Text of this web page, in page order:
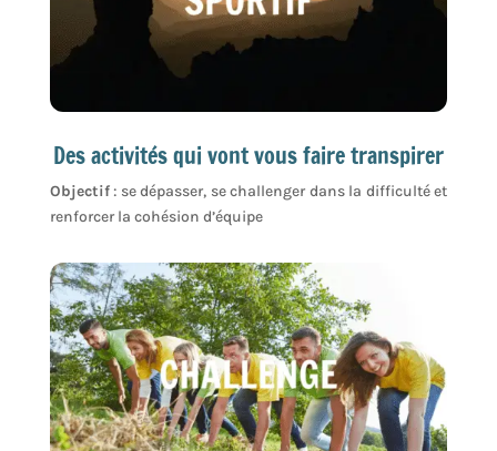
Des activités qui vont vous faire transpirer
Objectif: se dépasser, se challenger dans la difficulté et
renforcer la cohésion d’équipe